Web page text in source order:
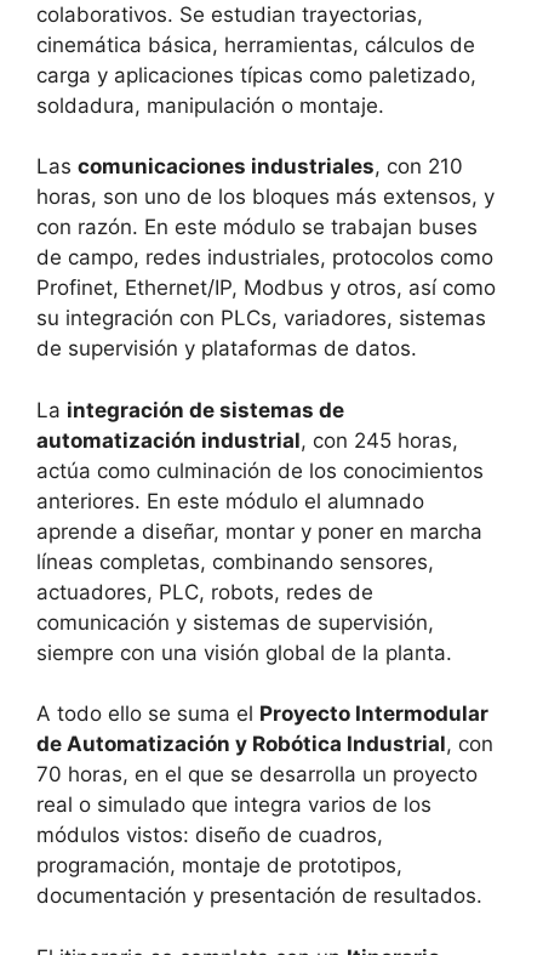
colaborativos. Se estudian trayectorias,
cinemática básica, herramientas, cálculos de
carga y aplicaciones típicas como paletizado,
soldadura, manipulación o montaje.
Las comunicaciones industriales, con 210
horas, son uno de los bloques más extensos, y
con razón. En este módulo se trabajan buses
de campo, redes industriales, protocolos como
Profinet, Ethernet/IP, Modbus y otros, así como
su integración con PLCs, variadores, sistemas
de supervisión y plataformas de datos.
La integración de sistemas de
automatización industrial, con 245 horas,
actúa como culminación de los conocimientos
anteriores. En este módulo el alumnado
aprende a diseñar, montar y poner en marcha
líneas completas, combinando sensores,
actuadores, PLC, robots, redes de
comunicación y sistemas de supervisión,
siempre con una visión global de la planta.
A todo ello se suma el Proyecto Intermodular
de Automatización y Robótica Industrial, con
70 horas, en el que se desarrolla un proyecto
real o simulado que integra varios de los
módulos vistos: diseño de cuadros,
programación, montaje de prototipos,
documentación y presentación de resultados.